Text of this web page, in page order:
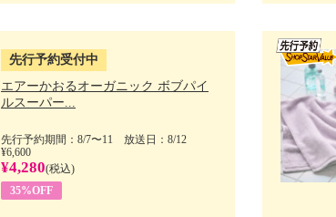
先行予約受付中
エアーかおるオーガニック ボブパイ
ルスーパー...
先行予約期間：8/7〜11 放送日：8/12
¥6,600
¥4,280(税込)
35%OFF